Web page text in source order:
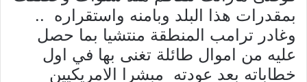
بمقدرات هذا البلد وبامنه واستقراره ..
وغادر ترامب المنطقة منتشيا بما حصل
عليه من اموال طائلة تغنى بها في اول
خطاباته بعد عودته مبشرا الامريكيين